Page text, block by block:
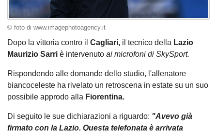
© foto di www.imagephotoagency.it
Dopo la vittoria contro il Cagliari, il tecnico della Lazio
Maurizio Sarri è intervenuto ai microfoni di SkySport.
Rispondendo alle domande dello studio, l'allenatore
biancoceleste ha rivelato un retroscena in estate su un suo
possibile approdo alla Fiorentina.
Di seguito le sue dichiarazioni a riguardo: "Avevo già
firmato con la Lazio. Questa telefonata è arrivata